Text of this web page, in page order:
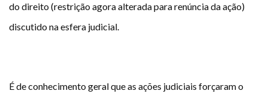
do direito (restrição agora alterada para renúncia da ação)
discutido na esfera judicial.
É de conhecimento geral que as ações judiciais forçaram o
FacebookInstagramTwitter YoutubeTikTok Whatsapp